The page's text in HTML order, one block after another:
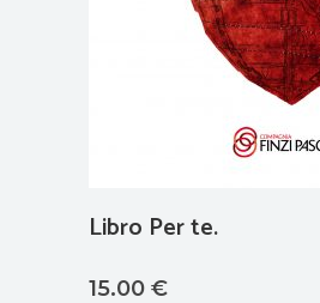
Libro Per te.
15.00 €